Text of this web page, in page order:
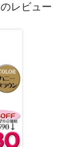
レビュー